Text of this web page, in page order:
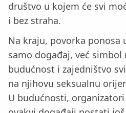
društvo u kojem će svi
i bez straha.
Na kraju, povorka ponosa
samo događaj, već simbol
budućnost i zajedništvo
na njihovu seksualnu
U budućnosti,